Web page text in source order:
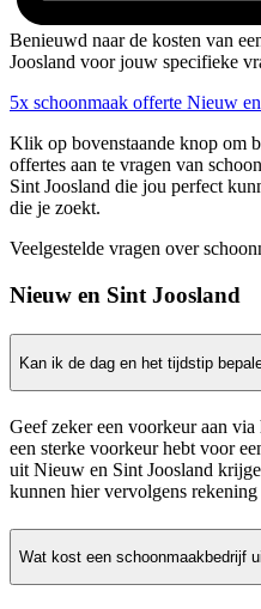
Benieuwd naar de kosten van
Joosland voor jouw specifieke
5x schoonmaak offerte Nieuw
Klik op bovenstaande knop om
offertes aan te vragen van
Sint Joosland die jou perfect
die je zoekt.
Veelgestelde vragen over
Nieuw en Sint Joosland
Kan ik de dag en het tijdstip
Geef zeker een voorkeur aan
een sterke voorkeur hebt voor
uit Nieuw en Sint Joosland
kunnen hier vervolgens rekening
Wat kost een schoonmaakbedrijf